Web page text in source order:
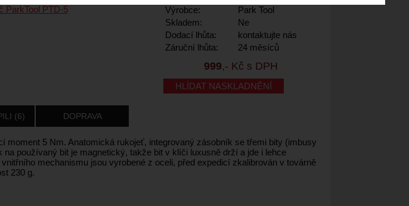
Výrobce:
Park Tool
Skladem:
Ne
Dodací lhůta:
kontaktujte nás
Záruční lhůta:
24 měsíců
999,- Kč s DPH
HLÍDAT NASKLADNĚNÍ
(6) DOPRAVA
moment 5 Nm. Anatomická rukojeť, integrovaný zásobník se třemi bity (imbusy
používaný bit je magnetický, takže bit v klíči luxusně drží a jde i lehce
mechanismu jsou vyrobené z oceli, před expedicí zkalibrován v továrně
230 g.